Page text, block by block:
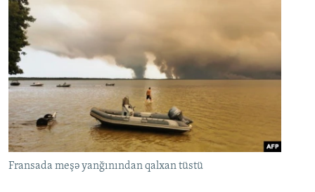
Fransada meşə yanğınından qalxan tüstü